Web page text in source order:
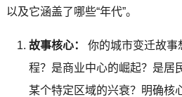
以及它涵盖了哪些“年代”。
故事核心：
你的城市变迁故事
程？是商业中心的崛起？是居
某个特定区域的兴衰？明确核